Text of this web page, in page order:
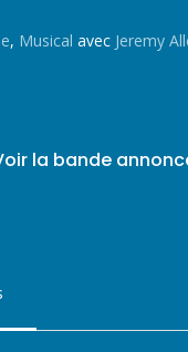
, Musical avec Jeremy
la bande